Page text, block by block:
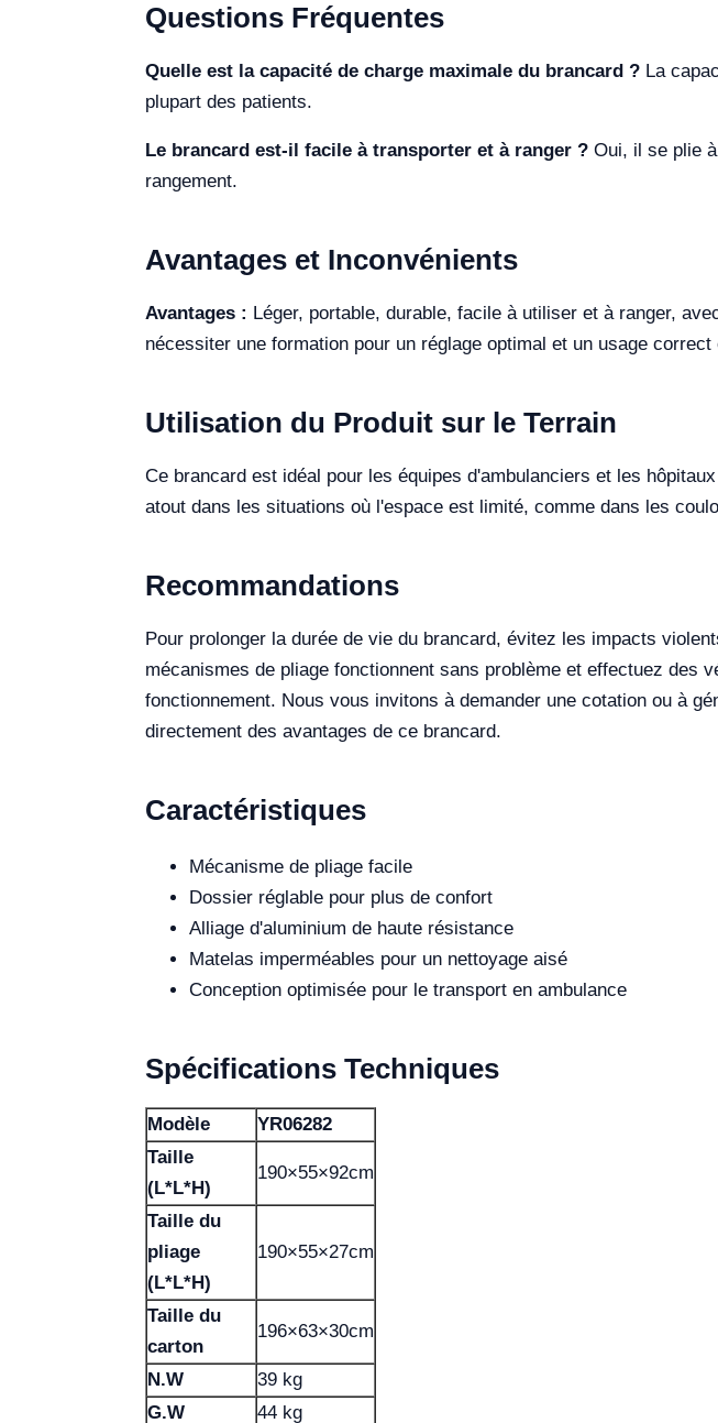
Questions Fréquentes
Quelle est la capacité de charge maximale du brancard ? La
plupart des patients.
Le brancard est-il facile à transporter et à ranger ? Oui, il se plie
rangement.
Avantages et Inconvénients
Avantages : Léger, portable, durable, facile à utiliser et à ranger,
nécessiter une formation pour un réglage optimal et un usage
Utilisation du Produit sur le Terrain
Ce brancard est idéal pour les équipes d'ambulanciers et les
atout dans les situations où l'espace est limité, comme dans les
Recommandations
Pour prolonger la durée de vie du brancard, évitez les impacts
mécanismes de pliage fonctionnent sans problème et effectuez des
fonctionnement. Nous vous invitons à demander une cotation ou à
directement des avantages de ce brancard.
Caractéristiques
Mécanisme de pliage facile
Dossier réglable pour plus de confort
Alliage d'aluminium de haute résistance
Matelas imperméables pour un nettoyage aisé
Conception optimisée pour le transport en ambulance
Spécifications Techniques
Modèle
YR06282
Taille
(L*L*H)
190×55×92cm
Taille du
pliage
(L*L*H)
190×55×27cm
Taille du
carton
196×63×30cm
N.W
39 kg
G.W
44 kg